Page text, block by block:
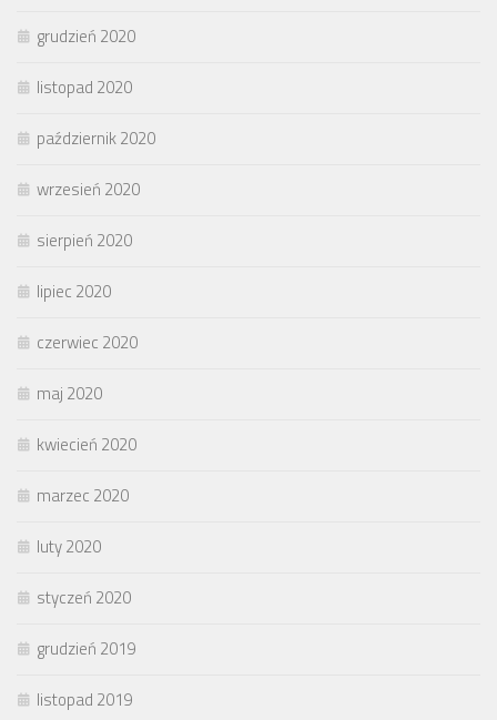
grudzień 2020
listopad 2020
październik 2020
wrzesień 2020
sierpień 2020
lipiec 2020
czerwiec 2020
maj 2020
kwiecień 2020
marzec 2020
luty 2020
styczeń 2020
grudzień 2019
listopad 2019